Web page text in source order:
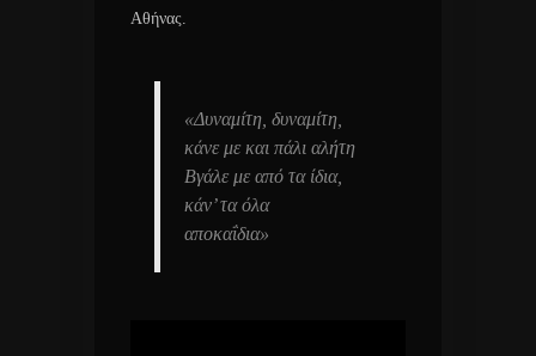
Αθήνας.
«Δυναμίτη, δυναμίτη,
κάνε με και πάλι αλήτη
Βγάλε με από τα ίδια,
κάν’ τα όλα
αποκαΐδια»